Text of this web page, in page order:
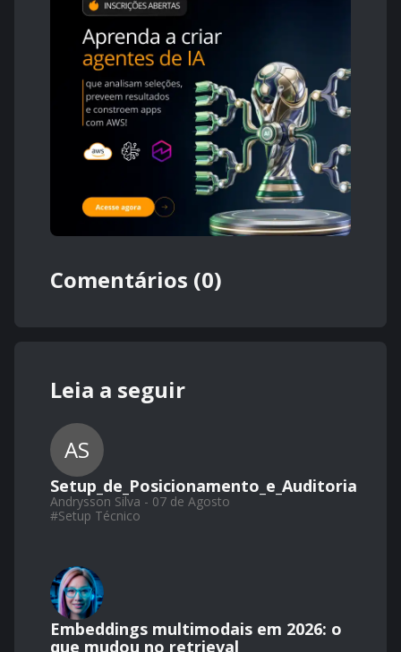
Comentários (0)
Leia a seguir
AS
Setup_de_Posicionamento_e_Auditoria
Andrysson Silva - 07 de Agosto
#Setup Técnico
Embeddings multimodais em 2026: o
que mudou no retrieval